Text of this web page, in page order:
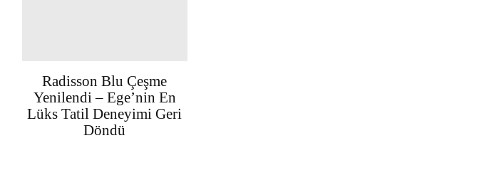
Radisson Blu Çeşme
Yenilendi – Ege’nin En
Lüks Tatil Deneyimi Geri
Döndü